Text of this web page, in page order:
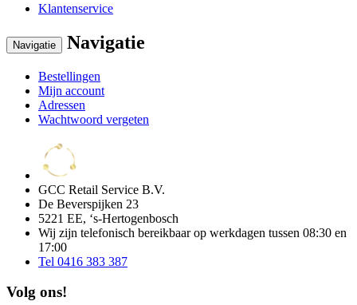
Klantenservice
Navigatie Navigatie
Bestellingen
Mijn account
Adressen
Wachtwoord vergeten
GCC Retail Service B.V.
De Beverspijken 23
5221 EE, ‘s-Hertogenbosch
Wij zijn telefonisch bereikbaar op werkdagen tussen 08:30 en
17:00
Tel 0416 383 387
Volg ons!